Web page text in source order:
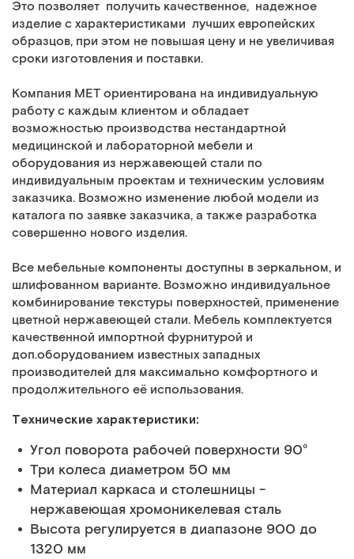
Это позволяет получить качественное, надежное
изделие с характеристиками лучших европейских
образцов, при этом не повышая цену и не увеличивая
сроки изготовления и поставки.
Компания МЕТ ориентирована на индивидуальную
работу с каждым клиентом и обладает
возможностью производства нестандартной
медицинской и лабораторной мебели и
оборудования из нержавеющей стали по
индивидуальным проектам и техническим условиям
заказчика. Возможно изменение любой модели из
каталога по заявке заказчика, а также разработка
совершенно нового изделия.
Все мебельные компоненты доступны в зеркальном, и
шлифованном варианте. Возможно индивидуальное
комбинирование текстуры поверхностей, применение
цветной нержавеющей стали. Мебель комплектуется
качественной импортной фурнитурой и
доп.оборудованием известных западных
производителей для максимально комфортного и
продолжительного её использования.
Технические характеристики:
Угол поворота рабочей поверхности 90°
Три колеса диаметром 50 мм
Материал каркаса и столешницы -
нержавеющая хромоникелевая сталь
Высота регулируется в диапазоне 900 до
1320 мм